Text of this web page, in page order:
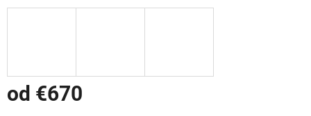
od €670